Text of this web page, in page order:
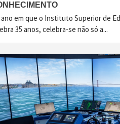
em que o Instituto Superior de
35 anos, celebra-se não só a...